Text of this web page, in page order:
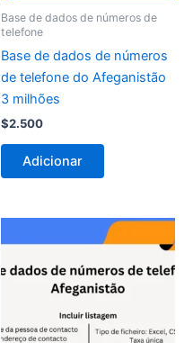
Base de dados de números de
telefone
Base de dados de números
de telefone do Afeganistão
3 milhões
$2.500
Adicionar